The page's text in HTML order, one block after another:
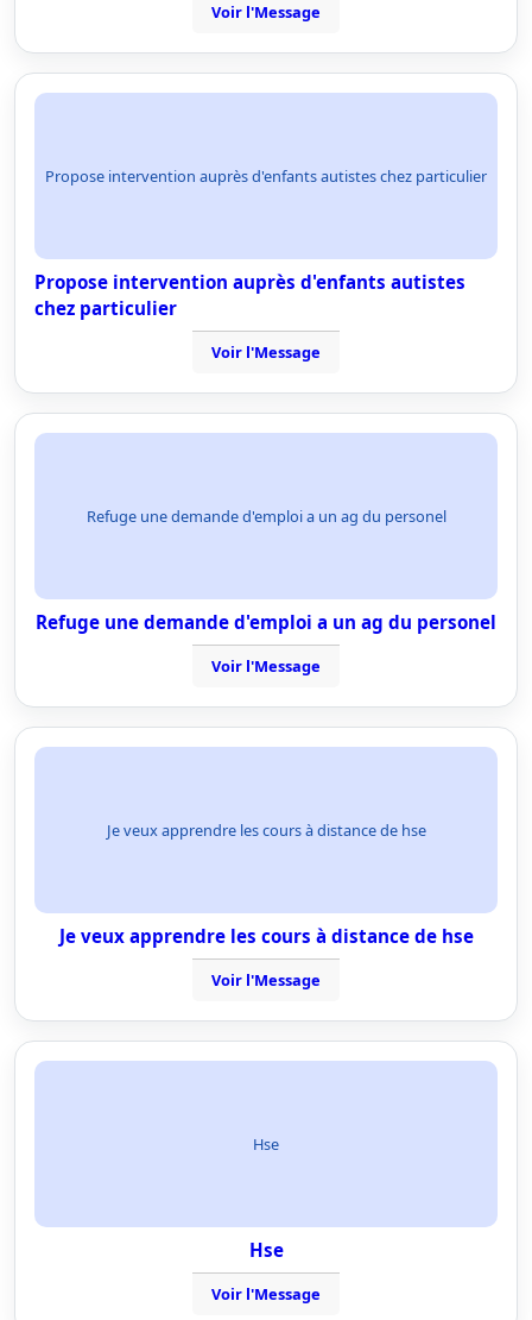
Voir l'Message
Propose intervention auprès d'enfants autistes chez particulier
Propose intervention auprès d'enfants autistes
chez particulier
Voir l'Message
Refuge une demande d'emploi a un ag du personel
Refuge une demande d'emploi a un ag du personel
Voir l'Message
Je veux apprendre les cours à distance de hse
Je veux apprendre les cours à distance de hse
Voir l'Message
Hse
Hse
Voir l'Message